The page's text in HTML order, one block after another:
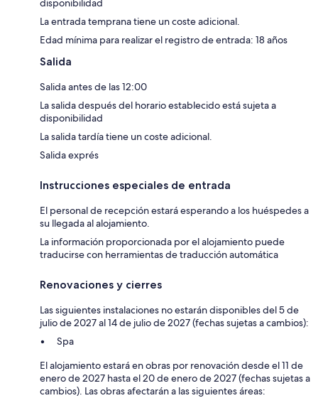
disponibilidad
La entrada temprana tiene un coste adicional.
Edad mínima para realizar el registro de entrada: 18 años
Salida
Salida antes de las 12:00
La salida después del horario establecido está sujeta a
disponibilidad
La salida tardía tiene un coste adicional.
Salida exprés
Instrucciones especiales de entrada
El personal de recepción estará esperando a los huéspedes a
su llegada al alojamiento.
La información proporcionada por el alojamiento puede
traducirse con herramientas de traducción automática
Renovaciones y cierres
Las siguientes instalaciones no estarán disponibles del 5 de
julio de 2027 al 14 de julio de 2027 (fechas sujetas a cambios):
Spa
El alojamiento estará en obras por renovación desde el 11 de
enero de 2027 hasta el 20 de enero de 2027 (fechas sujetas a
cambios). Las obras afectarán a las siguientes áreas: